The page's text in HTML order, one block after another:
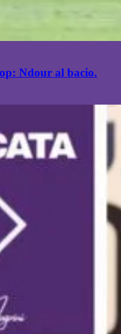
Ndour al bacio.